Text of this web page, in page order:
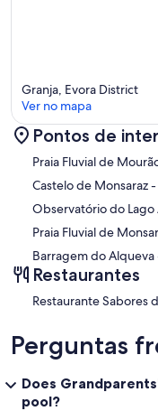
Granja, Evora District
Ver no mapa
Pontos de
Praia Fluvial de
Castelo de Monsaraz-
Observatório do Lago
Praia Fluvial de
Barragem do Alqueva
Restaurantes
Perguntas
Does
pool?